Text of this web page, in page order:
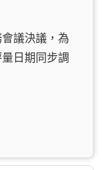
議決議，為
日期同步調